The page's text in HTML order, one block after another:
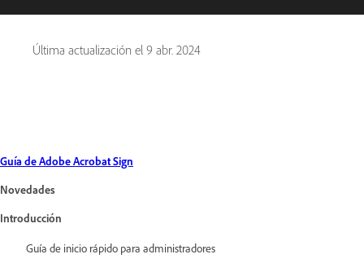
Última actualización el 9 abr. 2024
Guía de Adobe Acrobat Sign
Novedades
Introducción
Guía de inicio rápido para administradores